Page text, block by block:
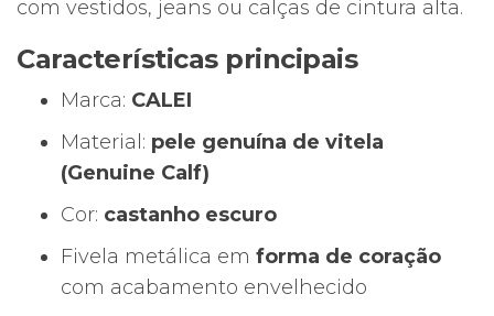
com vestidos, jeans ou calças de cintura alta.
Características principais
Marca: CALEI
Material: pele genuína de vitela
(Genuine Calf)
Cor: castanho escuro
Fivela metálica em forma de coração
com acabamento envelhecido